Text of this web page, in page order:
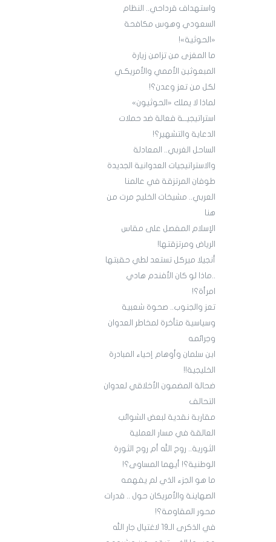
واستهداف قرداحي.. النظام
السعودي وهوس مكافحة
«الحوثية»!
ما المغزى من تزامن زيارة
المبعوثين الأممي والأمريكـي
لكل من تعز وعدن؟!
لماذا لا يملك «الحوثيون»
استراتيجيــة فعالة ضد حملات
الدعاية والتشهير؟!
الساحل الغربي.. المعادلة
والاستراتيجيات العدوانية الجديدة
طوفان المرتزقة في عالمنا
العربي.. مشيخات الخليج مرت من
هنا
الإسلام المفصل على مقاس
الرياض ومرتزقتها!
أنجيلا ميركل تستعد لطي حقبتها
..ماذا لو كان الأفندم هادي
امرأة؟!
تعز والجنوب.. صحوة شعبية
وسياسية متأخرة لمخاطر العدوان
وجرائمه
ابن سلمان وأوهام إحياء المبادرة
الخليجية!!
ضحالة المضمون الأخلاقي لعدوان
التحالف
مقاربة نقدية لبعض الشوائب
العالقة في مسار العملية
الثورية.. روح الله أم روح الثورة
الوطنية؟! أيهما المساوى؟!
ما هو الجزء الذي لم يفهمه
الصهاينة والأمريكان حول .. قدرات
محور المقاومة؟!
في الذكرى الـ19 لاغتيال جار الله